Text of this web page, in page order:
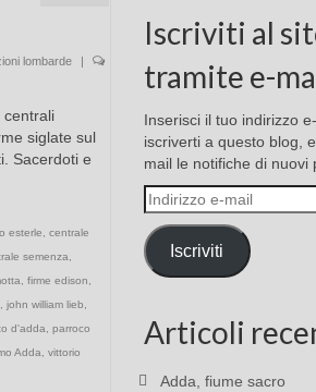
lombarde
|
centrali
siglate sul
Sacerdoti e
esterle
centrale
semenza
firme edison
john william lieb
d'adda
parroco
Adda
vittorio
Iscriviti al
tramite e-
Inserisci il tuo indirizzo
iscriverti a questo blog,
mail le notifiche di nuovi
Indirizzo
e-
mail
Iscriviti
Articoli
Adda, fiume sacro